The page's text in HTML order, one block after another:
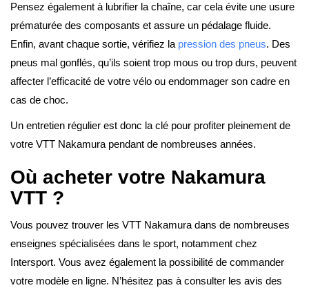
Pensez également à lubrifier la chaîne, car cela évite une usure
prématurée des composants et assure un pédalage fluide.
Enfin, avant chaque sortie, vérifiez la pression des pneus. Des
pneus mal gonflés, qu’ils soient trop mous ou trop durs, peuvent
affecter l’efficacité de votre vélo ou endommager son cadre en
cas de choc.
Un entretien régulier est donc la clé pour profiter pleinement de
votre VTT Nakamura pendant de nombreuses années.
Où acheter votre Nakamura
VTT ?
Vous pouvez trouver les VTT Nakamura dans de nombreuses
enseignes spécialisées dans le sport, notamment chez
Intersport. Vous avez également la possibilité de commander
votre modèle en ligne. N’hésitez pas à consulter les avis des